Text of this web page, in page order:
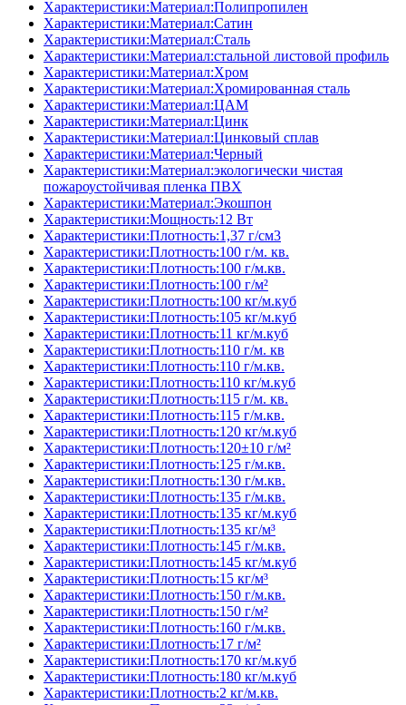
Характеристики:Материал:Полипропилен
Характеристики:Материал:Сатин
Характеристики:Материал:Сталь
Характеристики:Материал:стальной листовой профиль
Характеристики:Материал:Хром
Характеристики:Материал:Хромированная сталь
Характеристики:Материал:ЦАМ
Характеристики:Материал:Цинк
Характеристики:Материал:Цинковый сплав
Характеристики:Материал:Черный
Характеристики:Материал:экологически чистая
пожароустойчивая пленка ПВХ
Характеристики:Материал:Экошпон
Характеристики:Мощность:12 Вт
Характеристики:Плотность:1,37 г/см3
Характеристики:Плотность:100 г/м. кв.
Характеристики:Плотность:100 г/м.кв.
Характеристики:Плотность:100 г/м²
Характеристики:Плотность:100 кг/м.куб
Характеристики:Плотность:105 кг/м.куб
Характеристики:Плотность:11 кг/м.куб
Характеристики:Плотность:110 г/м. кв
Характеристики:Плотность:110 г/м.кв.
Характеристики:Плотность:110 кг/м.куб
Характеристики:Плотность:115 г/м. кв.
Характеристики:Плотность:115 г/м.кв.
Характеристики:Плотность:120 кг/м.куб
Характеристики:Плотность:120±10 г/м²
Характеристики:Плотность:125 г/м.кв.
Характеристики:Плотность:130 г/м.кв.
Характеристики:Плотность:135 г/м.кв.
Характеристики:Плотность:135 кг/м.куб
Характеристики:Плотность:135 кг/м³
Характеристики:Плотность:145 г/м.кв.
Характеристики:Плотность:145 кг/м.куб
Характеристики:Плотность:15 кг/м³
Характеристики:Плотность:150 г/м.кв.
Характеристики:Плотность:150 г/м²
Характеристики:Плотность:160 г/м.кв.
Характеристики:Плотность:17 г/м²
Характеристики:Плотность:170 кг/м.куб
Характеристики:Плотность:180 кг/м.куб
Характеристики:Плотность:2 кг/м.кв.